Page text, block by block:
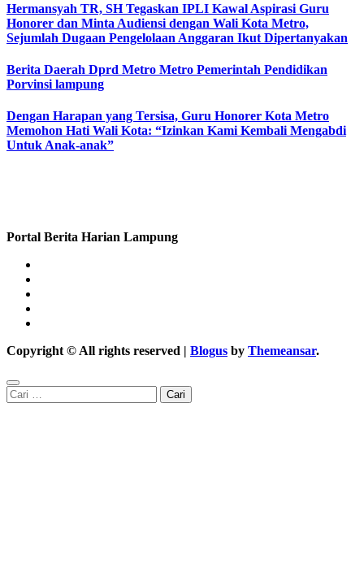
Hermansyah TR, SH Tegaskan IPLI Kawal Aspirasi Guru
Honorer dan Minta Audiensi dengan Wali Kota Metro,
Sejumlah Dugaan Pengelolaan Anggaran Ikut Dipertanyakan
Berita Daerah Dprd Metro Metro Pemerintah Pendidikan
Porvinsi lampung
Dengan Harapan yang Tersisa, Guru Honorer Kota Metro
Memohon Hati Wali Kota: “Izinkan Kami Kembali Mengabdi
Untuk Anak-anak”
Portal Berita Harian Lampung
Copyright © All rights reserved | Blogus by Themeansar.
Cari
untuk: